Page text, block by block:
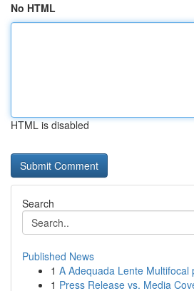
No HTML
HTML is disabled
Search
Published News
1 A Adequada Lente Multifocal
1 Press Release vs. Media